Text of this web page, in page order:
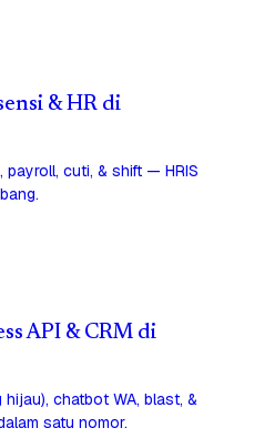
& HR di
payroll, cuti, & shift — HRIS
API & CRM di
chatbot WA, blast, &
satu nomor.